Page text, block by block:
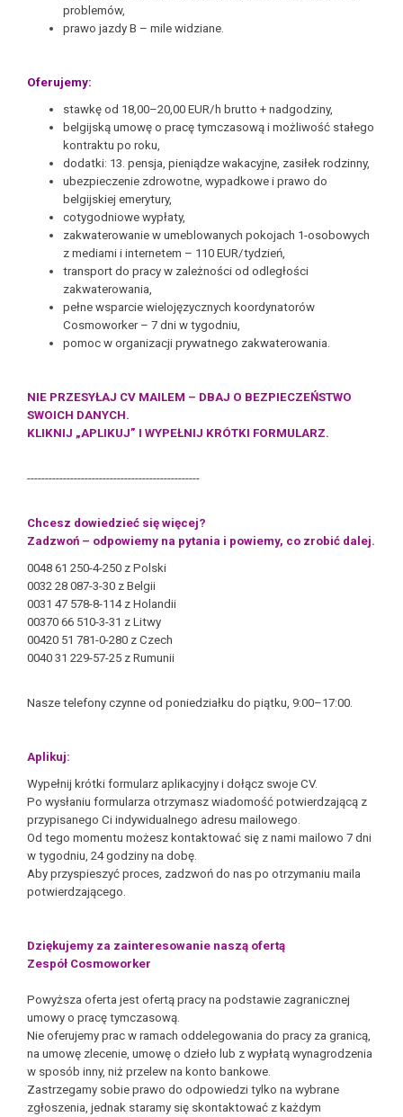
problemów,
prawo jazdy B – mile widziane.
Oferujemy:
stawkę od 18,00–20,00 EUR/h brutto + nadgodziny,
belgijską umowę o pracę tymczasową i możliwość stałego
kontraktu po roku,
dodatki: 13. pensja, pieniądze wakacyjne, zasiłek rodzinny,
ubezpieczenie zdrowotne, wypadkowe i prawo do
belgijskiej emerytury,
cotygodniowe wypłaty,
zakwaterowanie w umeblowanych pokojach 1-osobowych
z mediami i internetem – 110 EUR/tydzień,
transport do pracy w zależności od odległości
zakwaterowania,
pełne wsparcie wielojęzycznych koordynatorów
Cosmoworker – 7 dni w tygodniu,
pomoc w organizacji prywatnego zakwaterowania.
NIE PRZESYŁAJ CV MAILEM – DBAJ O BEZPIECZEŃSTWO
SWOICH DANYCH.
KLIKNIJ „APLIKUJ” I WYPEŁNIJ KRÓTKI FORMULARZ.
------------------------------------------------
Chcesz dowiedzieć się więcej?
Zadzwoń – odpowiemy na pytania i powiemy, co zrobić dalej.
0048 61 250-4-250 z Polski
0032 28 087-3-30 z Belgii
0031 47 578-8-114 z Holandii
00370 66 510-3-31 z Litwy
00420 51 781-0-280 z Czech
0040 31 229-57-25 z Rumunii
Nasze telefony czynne od poniedziałku do piątku, 9:00–17:00.
Aplikuj:
Wypełnij krótki formularz aplikacyjny i dołącz swoje CV.
Po wysłaniu formularza otrzymasz wiadomość potwierdzającą z
przypisanego Ci indywidualnego adresu mailowego.
Od tego momentu możesz kontaktować się z nami mailowo 7 dni
w tygodniu, 24 godziny na dobę.
Aby przyspieszyć proces, zadzwoń do nas po otrzymaniu maila
potwierdzającego.
Dziękujemy za zainteresowanie naszą ofertą
Zespół Cosmoworker
Powyższa oferta jest ofertą pracy na podstawie zagranicznej
umowy o pracę tymczasową.
Nie oferujemy prac w ramach oddelegowania do pracy za granicą,
na umowę zlecenie, umowę o dzieło lub z wypłatą wynagrodzenia
w sposób inny, niż przelew na konto bankowe.
Zastrzegamy sobie prawo do odpowiedzi tylko na wybrane
zgłoszenia, jednak staramy się skontaktować z każdym